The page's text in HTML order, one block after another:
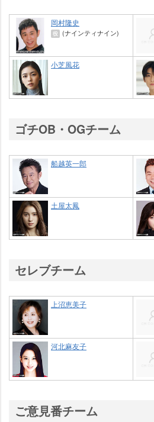
岡村隆史
役 (ナインティナイン)
小芝風花
ゴチOB・OGチーム
船越英一郎
土屋太鳳
セレブチーム
上沼恵美子
河北麻友子
ご意見番チーム